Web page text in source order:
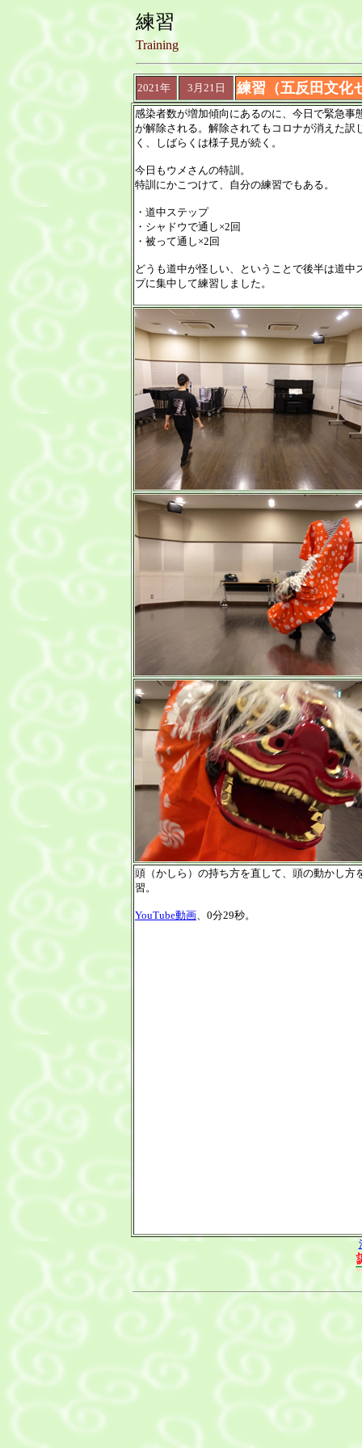
練習
Training
2021年 3月21日 練習（五反田文化
感染者数が増加傾向にあるのに、今日で緊急事
が解除される。解除されてもコロナが消えた訳
く、しばらくは様子見が続く。
今日もウメさんの特訓。
特訓にかこつけて、自分の練習でもある。
・道中ステップ
・シャドウで通し×2回
・被って通し×2回
どうも道中が怪しい、ということで後半は道中
プに集中して練習しました。
頭（かしら）の持ち方を直して、頭の動かし方
習。
YouTube動画、0分29秒。